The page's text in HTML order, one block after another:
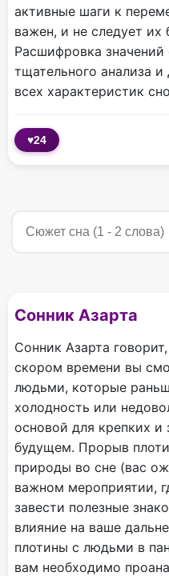
активные шаги к
важен, и не следует их
Расшифровка
тщательного анализа
всех характеристик
♥24
Сонник Азарта
Сонник Азарта
скором времени вы
людьми, которые
холодность или
основой для крепких
будущем. Прорыв
природы во сне (вас
важном мероприятии,
завести полезные
влияние на ваше
плотины с людьми в
вам необходимо